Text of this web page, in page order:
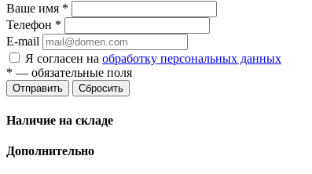
Ваше имя *
Телефон *
E-mail
Я согласен на обработку персональных данных
* — обязательные поля
Отправить Сбросить
Наличие на складе
Дополнительно